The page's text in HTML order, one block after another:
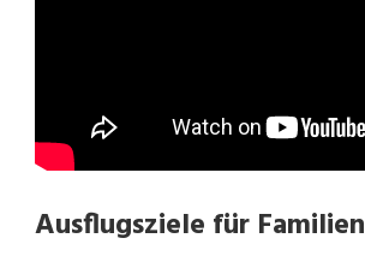
Ausflugsziele für Familien